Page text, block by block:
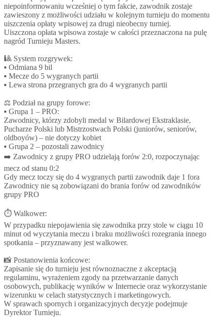
niepoinformowaniu wcześniej o tym fakcie, zawodnik zostaje
zawieszony z możliwości udziału w kolejnym turnieju do momentu
uiszczenia opłaty wpisowej za drugi nieobecny turniej.
Uiszczona opłata wpisowa zostaje w całości przeznaczona na pulę
nagród Turnieju Masters.
🎱 System rozgrywek:
▪ Odmiana 9 bil
▪ Mecze do 5 wygranych partii
▪ Lewa strona przegranych gra do 4 wygranych partii
⚖️ Podział na grupy forowe:
▪ Grupa 1 – PRO:
Zawodnicy, którzy zdobyli medal w Bilardowej Ekstraklasie,
Pucharze Polski lub Mistrzostwach Polski (juniorów, seniorów,
oldboyów) – nie dotyczy kobiet
▪ Grupa 2 – pozostali zawodnicy
➡️ Zawodnicy z grupy PRO udzielają forów 2:0, rozpoczynając
mecz od stanu 0:2
Gdy mecz toczy się do 4 wygranych partii zawodnik daje 1 fora
Zawodnicy nie są zobowiązani do brania forów od zawodników
grupy PRO
⏱ Walkower:
W przypadku niepojawienia się zawodnika przy stole w ciągu 10
minut od wyczytania meczu i braku możliwości rozegrania innego
spotkania – przyznawany jest walkower.
📸 Postanowienia końcowe:
Zapisanie się do turnieju jest równoznaczne z akceptacją
regulaminu, wyrażeniem zgody na przetwarzanie danych
osobowych, publikację wyników w Internecie oraz wykorzystanie
wizerunku w celach statystycznych i marketingowych.
W sprawach spornych i organizacyjnych decyzje podejmuje
Dyrektor Turnieju.